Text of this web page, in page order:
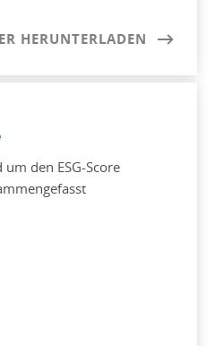
HERUNTERLADEN
den ESG-Score